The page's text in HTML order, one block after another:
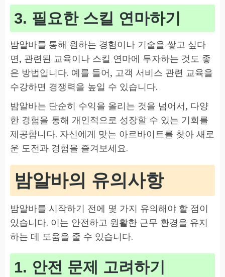
3. 필요한 스킬 연마하기
밤알바를 통해 원하는 경험이나 기술을 쌓고 싶다
면, 관련된 교육이나 스킬 연마에 투자하는 것도 좋
은 방법입니다. 예를 들어, 고객 서비스 관련 교육을
수강하면 경쟁력을 높일 수 있습니다.
밤알바는 단순히 수익을 올리는 것을 넘어서, 다양
한 경험을 통해 개인적으로 성장할 수 있는 기회를
제공합니다. 자신에게 맞는 아르바이트를 찾아 새로
운 도전과 경험을 즐겨보세요.
밤알바의 유의사항
밤알바를 시작하기 전에 몇 가지 유의해야 할 점이
있습니다. 이는 안전하고 원활한 근무 환경을 유지
하는 데 도움을 줄 수 있습니다.
1. 안전 문제 고려하기